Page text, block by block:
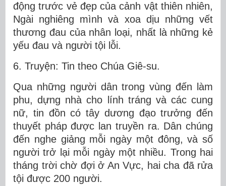
động trước vẻ đẹp của cảnh vật thiên nhiên,
Ngài nghiêng mình và xoa dịu những vết
thương đau của nhân loại, nhất là những kẻ
yếu đau và người tội lỗi.
6. Truyện: Tin theo Chúa Giê-su.
Qua những người dân trong vùng đến làm
phu, dựng nhà cho lính tráng và các cung
nữ, tin đồn có tây dương đạo trưởng đến
thuyết pháp được lan truyền ra. Dân chúng
đến nghe giảng mỗi ngày một đông, và số
người trở lại mỗi ngày một nhiều. Trong hai
tháng trời chờ đợi ở An Vực, hai cha đã rửa
tội được 200 người.